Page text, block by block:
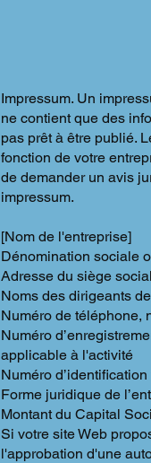
Impressum. Un
ne contient que des
pas prêt à être publié.
fonction de votre
de demander un avis
impressum.
[Nom de l'entreprise]
Dénomination sociale
Adresse du siège
Noms des dirigeants
Numéro de téléphone,
Numéro
applicable à l'activité
Numéro
Forme juridique de
Montant du Capital
Si votre site Web
l'approbation d'une